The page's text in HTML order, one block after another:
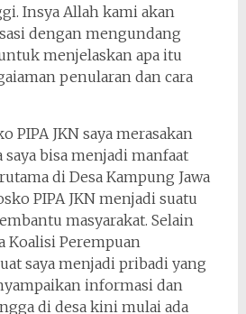
Insya Allah kami akan
dengan mengundang
menjelaskan apa itu
penularan dan cara
PIPA JKN saya merasakan
bisa menjadi manfaat
di Desa Kampung Jawa
PIPA JKN menjadi suatu
masyarakat. Selain
Koalisi Perempuan
saya menjadi pribadi yang
informasi dan
di desa kini mulai ada